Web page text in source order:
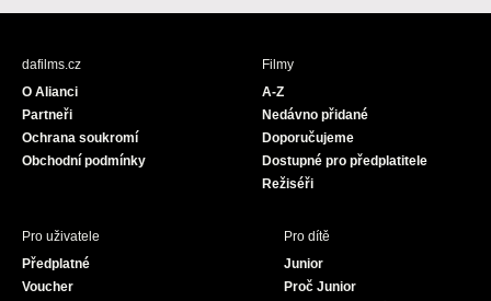
c
s
u
dafilms.cz
O Alianci
Partneři
Ochrana soukromí
Obchodní podmínky
Filmy
A-Z
Nedávno přidané
Doporučujeme
Dostupné pro předplatitele
Režiséři
Pro uživatele
Předplatné
Voucher
Pro dítě
Junior
Proč Junior